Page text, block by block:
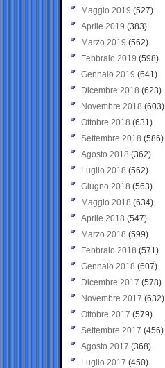
Maggio 2019 (527)
Aprile 2019 (383)
Marzo 2019 (562)
Febbraio 2019 (598)
Gennaio 2019 (641)
Dicembre 2018 (623)
Novembre 2018 (603)
Ottobre 2018 (631)
Settembre 2018 (586)
Agosto 2018 (362)
Luglio 2018 (562)
Giugno 2018 (563)
Maggio 2018 (634)
Aprile 2018 (547)
Marzo 2018 (599)
Febbraio 2018 (571)
Gennaio 2018 (607)
Dicembre 2017 (578)
Novembre 2017 (632)
Ottobre 2017 (579)
Settembre 2017 (456)
Agosto 2017 (368)
Luglio 2017 (450)